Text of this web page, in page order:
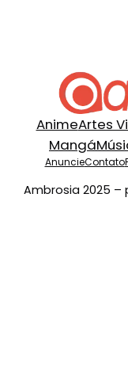
AnimeArtes
Mangá
AnuncieContato
Ambrosia 2025